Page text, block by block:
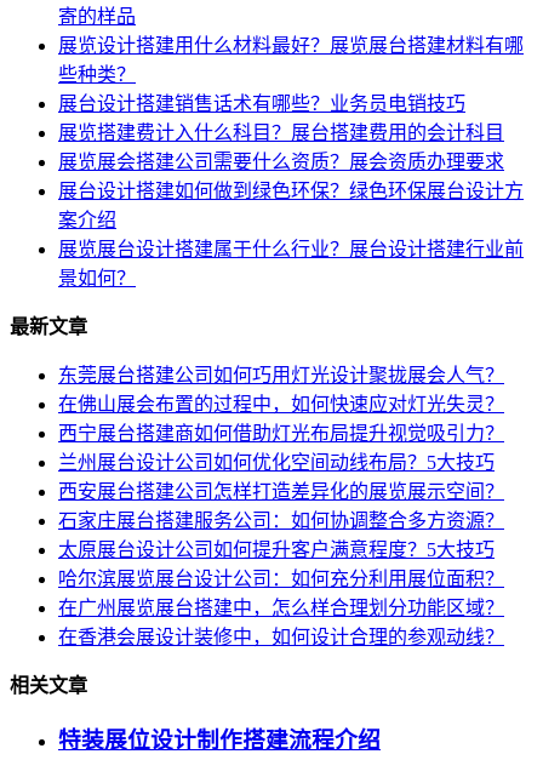
寄的样品
展览设计搭建用什么材料最好？展览展台搭建材料有哪
些种类？
展台设计搭建销售话术有哪些？业务员电销技巧
展览搭建费计入什么科目？展台搭建费用的会计科目
展览展会搭建公司需要什么资质？展会资质办理要求
展台设计搭建如何做到绿色环保？绿色环保展台设计方
案介绍
展览展台设计搭建属于什么行业？展台设计搭建行业前
景如何？
最新文章
东莞展台搭建公司如何巧用灯光设计聚拢展会人气？
在佛山展会布置的过程中，如何快速应对灯光失灵？
西宁展台搭建商如何借助灯光布局提升视觉吸引力？
兰州展台设计公司如何优化空间动线布局？5大技巧
西安展台搭建公司怎样打造差异化的展览展示空间？
石家庄展台搭建服务公司：如何协调整合多方资源？
太原展台设计公司如何提升客户满意程度？5大技巧
哈尔滨展览展台设计公司：如何充分利用展位面积？
在广州展览展台搭建中，怎么样合理划分功能区域？
在香港会展设计装修中，如何设计合理的参观动线？
相关文章
特装展位设计制作搭建流程介绍